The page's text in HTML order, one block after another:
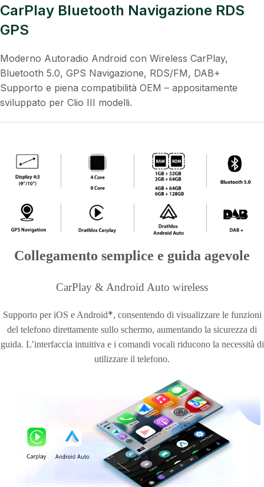
CarPlay Bluetooth Navigazione RDS
GPS
Moderno Autoradio Android con Wireless CarPlay,
Bluetooth 5.0, GPS Navigazione, RDS/FM, DAB+
Supporto e piena compatibilità OEM – appositamente
sviluppato per Clio III modelli.
Collegamento semplice e guida agevole
CarPlay & Android Auto wireless
Supporto per iOS e Android*, consentendo di visualizzare le funzioni
del telefono direttamente sullo schermo, aumentando la sicurezza di
guida. L’interfaccia intuitiva e i comandi vocali riducono la necessità di
utilizzare il telefono.